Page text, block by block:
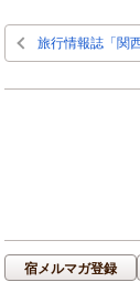
旅行情報誌「関
宿メルマガ登録